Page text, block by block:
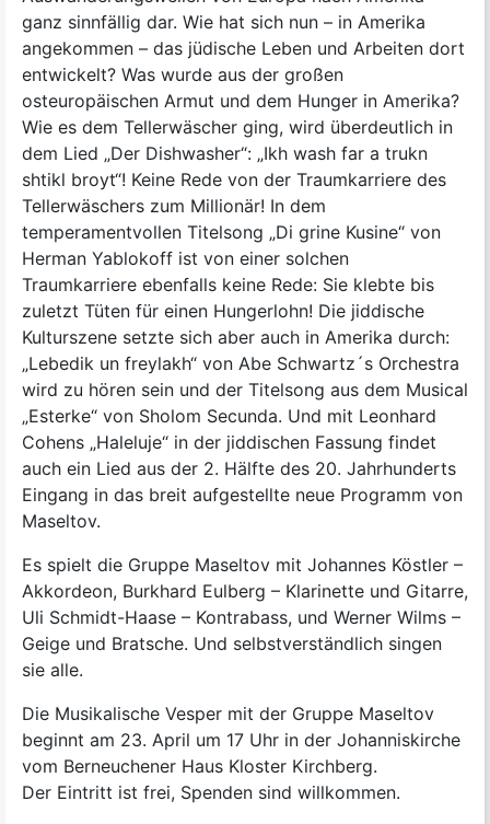
ganz sinnfällig dar. Wie hat sich nun – in Amerika
angekommen – das jüdische Leben und Arbeiten dort
entwickelt? Was wurde aus der großen
osteuropäischen Armut und dem Hunger in Amerika?
Wie es dem Tellerwäscher ging, wird überdeutlich in
dem Lied „Der Dishwasher“: „Ikh wash far a trukn
shtikl broyt“! Keine Rede von der Traumkarriere des
Tellerwäschers zum Millionär! In dem
temperamentvollen Titelsong „Di grine Kusine“ von
Herman Yablokoff ist von einer solchen
Traumkarriere ebenfalls keine Rede: Sie klebte bis
zuletzt Tüten für einen Hungerlohn! Die jiddische
Kulturszene setzte sich aber auch in Amerika durch:
„Lebedik un freylakh“ von Abe Schwartz´s Orchestra
wird zu hören sein und der Titelsong aus dem Musical
„Esterke“ von Sholom Secunda. Und mit Leonhard
Cohens „Haleluje“ in der jiddischen Fassung findet
auch ein Lied aus der 2. Hälfte des 20. Jahrhunderts
Eingang in das breit aufgestellte neue Programm von
Maseltov.
Es spielt die Gruppe Maseltov mit Johannes Köstler –
Akkordeon, Burkhard Eulberg – Klarinette und Gitarre,
Uli Schmidt-Haase – Kontrabass, und Werner Wilms –
Geige und Bratsche. Und selbstverständlich singen
sie alle.
Die Musikalische Vesper mit der Gruppe Maseltov
beginnt am 23. April um 17 Uhr in der Johanniskirche
vom Berneuchener Haus Kloster Kirchberg.
Der Eintritt ist frei, Spenden sind willkommen.